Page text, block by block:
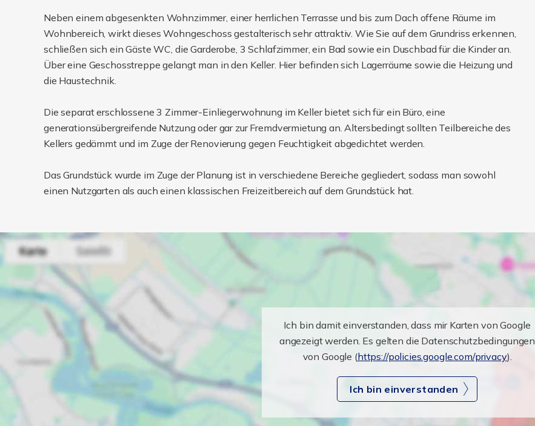
Neben einem abgesenkten Wohnzimmer, einer herrlichen Terrasse und bis zum Dach offene Räume im
Wohnbereich, wirkt dieses Wohngeschoss gestalterisch sehr attraktiv. Wie Sie auf dem Grundriss erkennen,
schließen sich ein Gäste WC, die Garderobe, 3 Schlafzimmer, ein Bad sowie ein Duschbad für die Kinder an.
Über eine Geschosstreppe gelangt man in den Keller. Hier befinden sich Lagerräume sowie die Heizung und
die Haustechnik.
Die separat erschlossene 3 Zimmer-Einliegerwohnung im Keller bietet sich für ein Büro, eine
generationsübergreifende Nutzung oder gar zur Fremdvermietung an. Altersbedingt sollten Teilbereiche des
Kellers gedämmt und im Zuge der Renovierung gegen Feuchtigkeit abgedichtet werden.
Das Grundstück wurde im Zuge der Planung ist in verschiedene Bereiche gegliedert, sodass man sowohl
einen Nutzgarten als auch einen klassischen Freizeitbereich auf dem Grundstück hat.
Ich bin damit einverstanden, dass mir Karten von Google
angezeigt werden. Es gelten die Datenschutzbedingungen
von Google (https://policies.google.com/privacy).
Ich bin einverstanden